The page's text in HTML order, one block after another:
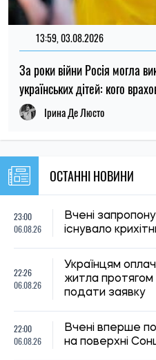
13:59, 03.08.2026
За роки війни Росія могла
українських дітей: кого
Ірина Де Люсто
ОСТАННІ НОВИНИ
23:00
06.08.26
Вчені
існувало
22:26
06.08.26
Українцям
житла протягом
подати заявку
22:00
06.08.26
Вчені вперше
на поверхні